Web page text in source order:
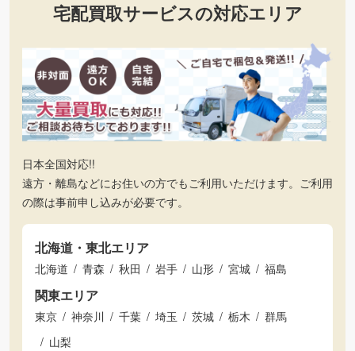
宅配買取サービスの対応エリア
日本全国対応!!
遠方・離島などにお住いの方でもご利用いただけます。ご利用
の際は事前申し込みが必要です。
北海道・東北エリア
北海道 青森 秋田 岩手 山形 宮城 福島
関東エリア
東京 神奈川 千葉 埼玉 茨城 栃木
群馬
山梨